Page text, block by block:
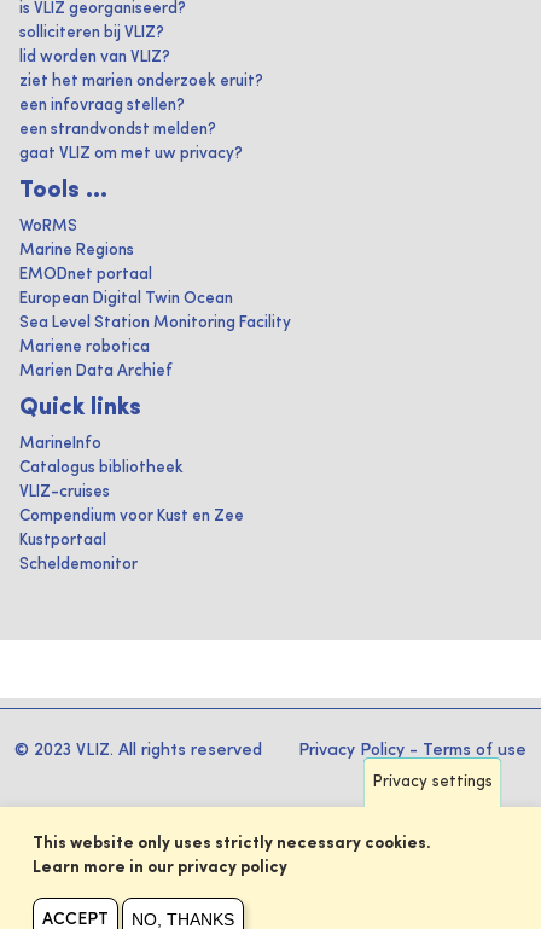
is VLIZ georganiseerd?
solliciteren bij VLIZ?
lid worden van VLIZ?
ziet het marien onderzoek eruit?
een infovraag stellen?
een strandvondst melden?
gaat VLIZ om met uw privacy?
Tools ...
WoRMS
Marine Regions
EMODnet portaal
European Digital Twin Ocean
Sea Level Station Monitoring Facility
Mariene robotica
Marien Data Archief
Quick links
MarineInfo
Catalogus bibliotheek
VLIZ-cruises
Compendium voor Kust en Zee
Kustportaal
Scheldemonitor
© 2023 VLIZ. All rights reserved Privacy Policy - Terms of use
Privacy settings
This website only uses strictly necessary cookies.
Learn more in our privacy policy
ACCEPT NO, THANKS